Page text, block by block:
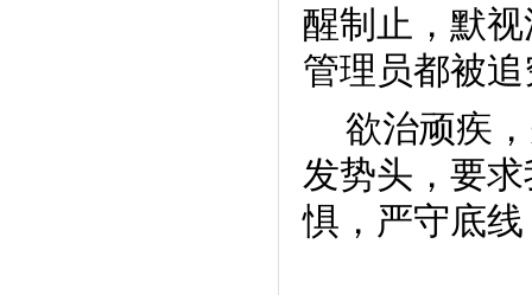
醒制止，默
管理员都被
欲治顽疾
发势头，要
惧，严守底